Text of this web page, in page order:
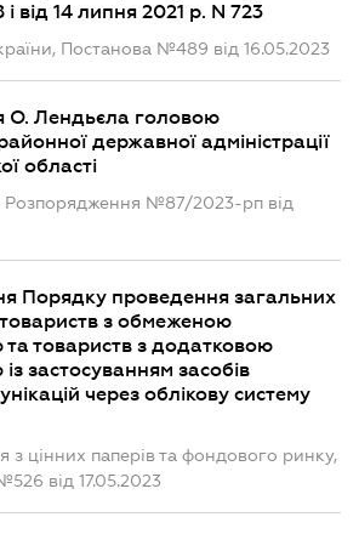
від 14 липня 2021 р. N 723
Постанова №489 від 16.05.2023
О. Лендьєла головою
державної адміністрації
області
Розпорядження №87/2023-рп від
Порядку проведення загальних
товариств з обмеженою
та товариств з додатковою
із застосуванням засобів
через облікову систему
з цінних паперів та фондового ринку,
від 17.05.2023